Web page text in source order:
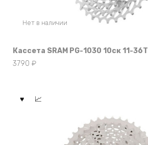
Нет в наличии
Кассета SRAM PG-1030 10ск 11-36Т
3790 ₽